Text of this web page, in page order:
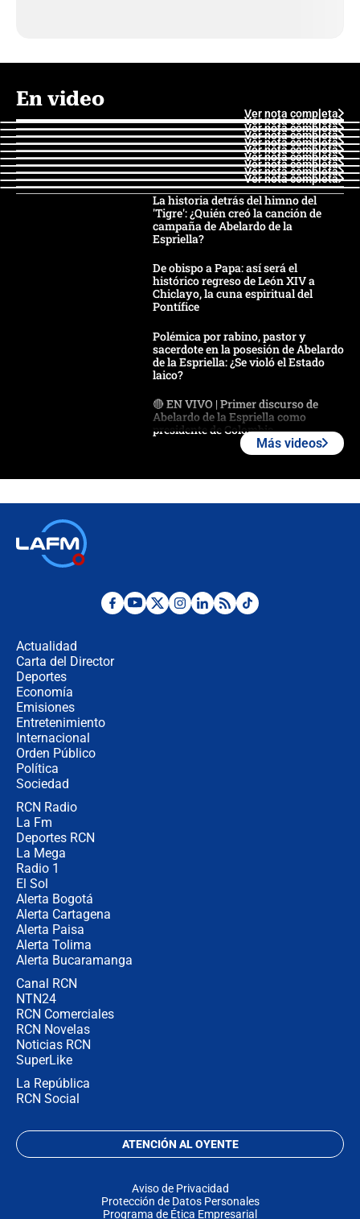
En video
Ver nota completa
Ver nota completa
Ver nota completa
Ver nota completa
Ver nota completa
Ver nota completa
Ver nota completa
Ver nota completa
Ver nota completa
Ver nota completa
La historia detrás del himno del
'Tigre': ¿Quién creó la canción de
campaña de Abelardo de la
Espriella?
De obispo a Papa: así será el
histórico regreso de León XIV a
Chiclayo, la cuna espiritual del
Pontífice
Polémica por rabino, pastor y
sacerdote en la posesión de Abelardo
de la Espriella: ¿Se violó el Estado
laico?
🔴 EN VIVO | Primer discurso de
Abelardo de la Espriella como
presidente de Colombia
Desde dermatitis hasta infecciones:
Más videos
Actualidad
Carta del Director
Deportes
Economía
Emisiones
Entretenimiento
Internacional
Orden Público
Política
Sociedad
RCN Radio
La Fm
Deportes RCN
La Mega
Radio 1
El Sol
Alerta Bogotá
Alerta Cartagena
Alerta Paisa
Alerta Tolima
Alerta Bucaramanga
Canal RCN
NTN24
RCN Comerciales
RCN Novelas
Noticias RCN
SuperLike
La República
RCN Social
ATENCIÓN AL OYENTE
Aviso de Privacidad
Protección de Datos Personales
Programa de Ética Empresarial